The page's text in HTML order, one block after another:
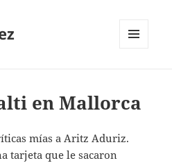
en Mallorca
mías a Aritz Aduriz.
tarjeta que le sacaron